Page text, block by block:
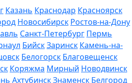
Казань Краснодар Красноярск
Новосибирск Ростов-на-Дону
Санкт-Петербург Пермь
БийскЗаринск Камень-на-
Белогорск Благовещенск
Коряжма Мирный Новодвинск
АхтубинскЗнаменск Белгород